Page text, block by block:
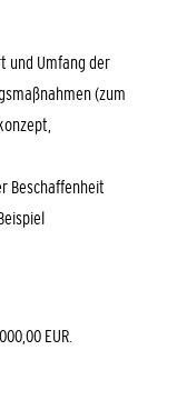
und Umfang der
(zum
Beschaffenheit
EUR.